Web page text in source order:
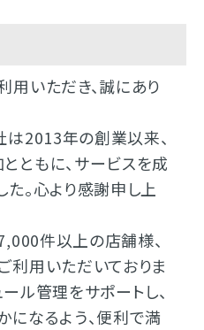
用いただき、誠にあり
は2013年の創業以来、
ともに、サービスを成
。心より感謝申し上
件以上の店舗様、
利用いただいておりま
ル管理をサポートし、
になるよう、便利で満